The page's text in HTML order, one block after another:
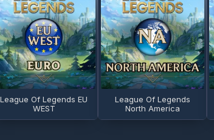
League Of Legends EU
WEST
League Of Legends
North America